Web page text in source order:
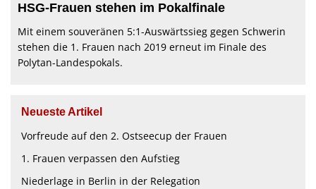
HSG-Frauen stehen im Pokalfinale
Mit einem souveränen 5:1-Auswärtssieg gegen Schwerin
stehen die 1. Frauen nach 2019 erneut im Finale des
Polytan-Landespokals.
Neueste Artikel
Vorfreude auf den 2. Ostseecup der Frauen
1. Frauen verpassen den Aufstieg
Niederlage in Berlin in der Relegation